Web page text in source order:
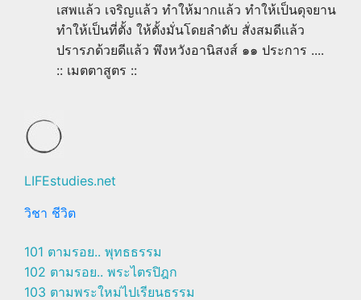
เสพแล้ว เจริญแล้ว ทำให้มากแล้ว ทำให้เป็นดุจยาน
ทำให้เป็นที่ตั้ง ให้ตั้งมั่นโดยลำดับ สั่งสมดีแล้ว
ปรารภด้วยดีแล้ว พึงหวังอานิสงส์ ๑๑ ประการ ....
:: เมตตาสูตร ::
LIFEstudies.net
วิชา ชีวิต
101 ตามรอย.. พุทธธรรม
102 ตามรอย.. พระไตรปิฎก
103 ตามพระใหม่ไปเรียนธรรม